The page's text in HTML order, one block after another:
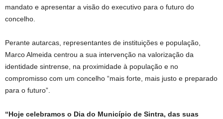
mandato e apresentar a visão do executivo para o futuro do
concelho.
Perante autarcas, representantes de instituições e população,
Marco Almeida centrou a sua intervenção na valorização da
identidade sintrense, na proximidade à população e no
compromisso com um concelho “mais forte, mais justo e preparado
para o futuro”.
“Hoje celebramos o Dia do Município de Sintra, das suas